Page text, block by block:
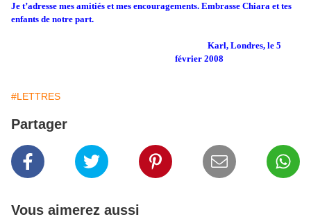
Je t’adresse mes amitiés et mes encouragements. Embrasse Chiara et tes
enfants de notre part.
Karl, Londres, le 5
février 2008
#LETTRES
Partager
Vous aimerez aussi